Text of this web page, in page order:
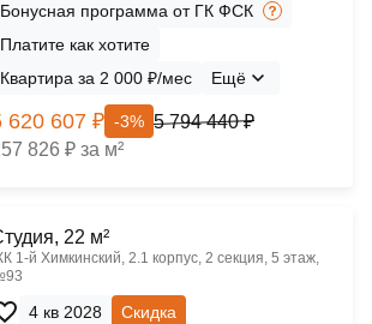
Бонусная программа от ГК ФСК
Платите как хотите
Квартира за 2 000 ₽/мес
Ещё
620 607 ₽ -3% 5 794 440 ₽
826 ₽ за м²
22 м²
1‑й Химкинский, 2.1 корпус, 2 секция, 5 этаж,
4 кв 2028
Скидка